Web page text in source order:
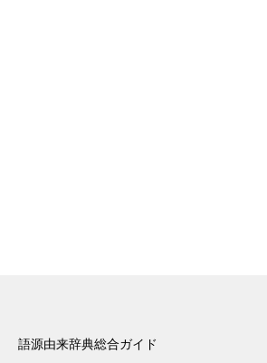
語源由来辞典総合ガイド